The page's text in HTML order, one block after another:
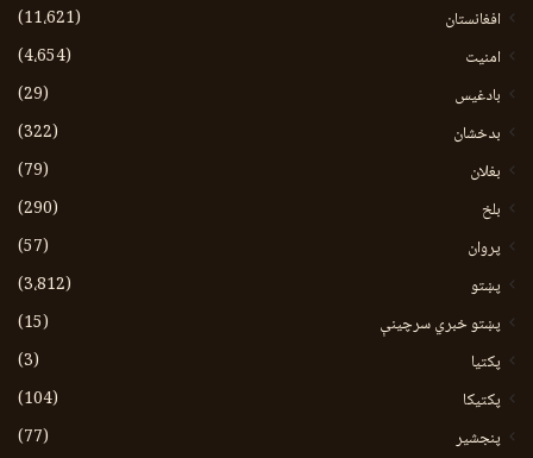
افغانستان
(11،621)
امنیت
(4،654)
بادغیس
(29)
بدخشان
(322)
بغلان
(79)
بلخ
(290)
پروان
(57)
پښتو
(3،812)
پښتو خبري سرچينې
(15)
پکتيا
(3)
پکتیکا
(104)
پنجشیر
(77)